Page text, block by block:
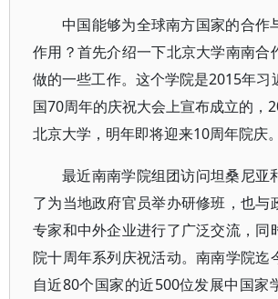
中国能够为全球南方国家的合作
作用？首先介绍一下北京大学南南合
做的一些工作。这个学院是2015年习
国70周年的庆祝大会上宣布成立的，
北京大学，明年即将迎来10周年院庆。
最近南南学院组团访问坦桑尼亚
了为当地政府官员举办研修班，也与
专家和中外企业进行了广泛交流，同
院十周年系列庆祝活动。南南学院迄
自近80个国家的近500位发展中国家